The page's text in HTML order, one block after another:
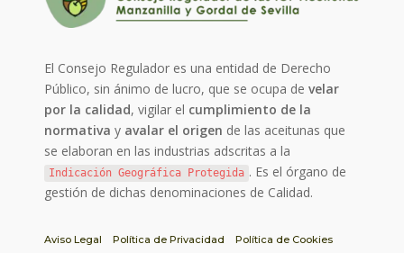
El Consejo Regulador es una entidad de Derecho
Público, sin ánimo de lucro, que se ocupa develar
por la calidad, vigilar el cumplimiento de la
normativa y avalar el origen de las aceitunas que
se elaboran en las industrias adscritas a la
Indicación Geográfica Protegida . Es el órgano de
gestión de dichas denominaciones de Calidad.
Aviso Legal Política de Privacidad
Política de Cookies